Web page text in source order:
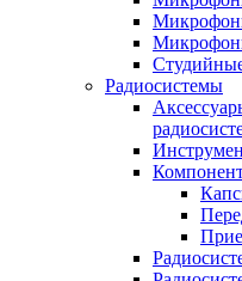
Радиосистемы